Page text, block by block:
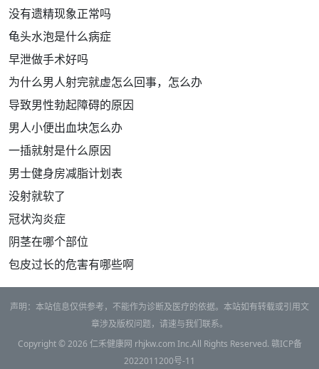
没有遗精现象正常吗
龟头水泡是什么病症
早泄做手术好吗
为什么男人射完就虚怎么回事，怎么办
导致男性勃起障碍的原因
男人小便出血块怎么办
一插就射是什么原因
男士健身房减脂计划表
没射就软了
冠状沟炎症
阴茎在哪个部位
包皮过长的危害有哪些啊
声明：本站信息仅供参考，不能作为诊断及医疗的依据。本站如有转载或引用文
章涉及版权问题，请速与我们联系。
Copyright © 2026 仁禾健康网 rhjkw.com Inc.All Rights Reserved. 赣ICP备
2022011200号-11